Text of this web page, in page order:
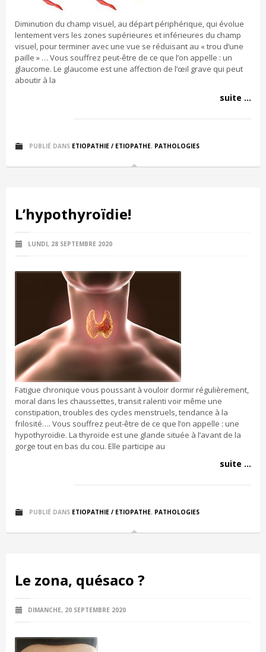
Diminution du champ visuel, au départ périphérique, qui évolue
lentement vers les zones supérieures et inférieures du champ
visuel, pour terminer avec une vue se réduisant au « trou d’une
paille » … Vous souffrez peut-être de ce que l’on appelle : un
glaucome. Le glaucome est une affection de l’œil grave qui peut
aboutir à la
suite ...
PUBLIÉ DANS ETIOPATHIE / ETIOPATHE, PATHOLOGIES
L’hypothyroïdie!
LUNDI, 28 SEPTEMBRE 2020
Fatigue chronique vous poussant à vouloir dormir régulièrement,
moral dans les chaussettes, transit ralenti voir même une
constipation, troubles des cycles menstruels, tendance à la
frilosité…. Vous souffrez peut-être de ce que l’on appelle : une
hypothyroïdie. La thyroïde est une glande située à l’avant de la
gorge tout en bas du cou. Elle participe au
suite ...
PUBLIÉ DANS ETIOPATHIE / ETIOPATHE, PATHOLOGIES
Le zona, quésaco ?
DIMANCHE, 20 SEPTEMBRE 2020